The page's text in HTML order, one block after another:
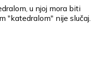
u njoj mora biti
"katedralom" nije slučaj.